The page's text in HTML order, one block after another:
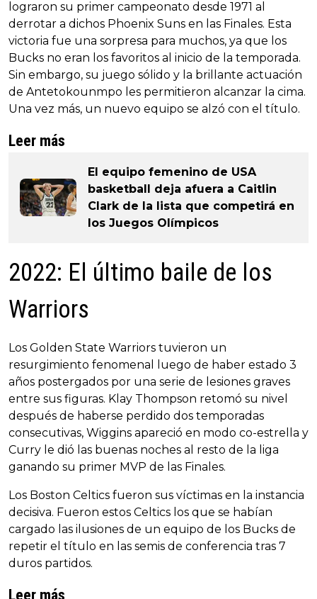
lograron su primer campeonato desde 1971 al
derrotar a dichos Phoenix Suns en las Finales. Esta
victoria fue una sorpresa para muchos, ya que los
Bucks no eran los favoritos al inicio de la temporada.
Sin embargo, su juego sólido y la brillante actuación
de Antetokounmpo les permitieron alcanzar la cima.
Una vez más, un nuevo equipo se alzó con el título.
Leer más
El equipo femenino de USA
basketball deja afuera a Caitlin
Clark de la lista que competirá en
los Juegos Olímpicos
2022: El último baile de los
Warriors
Los Golden State Warriors tuvieron un
resurgimiento fenomenal luego de haber estado 3
años postergados por una serie de lesiones graves
entre sus figuras. Klay Thompson retomó su nivel
después de haberse perdido dos temporadas
consecutivas, Wiggins apareció en modo co-estrella y
Curry le dió las buenas noches al resto de la liga
ganando su primer MVP de las Finales.
Los Boston Celtics fueron sus víctimas en la instancia
decisiva. Fueron estos Celtics los que se habían
cargado las ilusiones de un equipo de los Bucks de
repetir el título en las semis de conferencia tras 7
duros partidos.
Leer más